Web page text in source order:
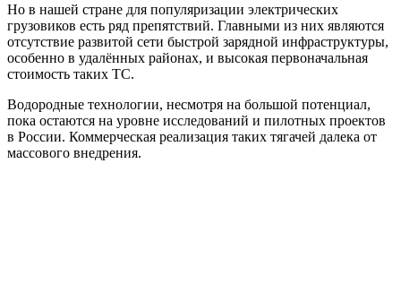
Но в нашей стране для популяризации электрических
грузовиков есть ряд препятствий. Главными из них являются
отсутствие развитой сети быстрой зарядной инфраструктуры,
особенно в удалённых районах, и высокая первоначальная
стоимость таких ТС.
Водородные технологии, несмотря на большой потенциал,
пока остаются на уровне исследований и пилотных проектов
в России. Коммерческая реализация таких тягачей далека от
массового внедрения.